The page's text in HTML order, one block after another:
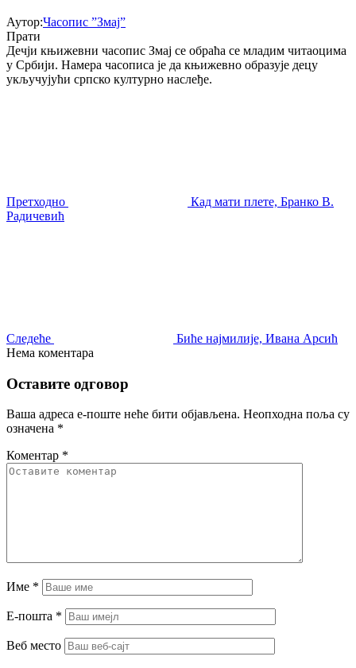
Аутор:Часопис ”Змај”
Прати
Дечји књижевни часопис Змај се обраћа се младим читаоцима
у Србији. Намера часописа је да књижевно образује децу
укључујући српско културно наслеђе.
Претходно
Кад мати плете, Бранко В.
Радичевић
Следеће
Биће најмилије, Ивана Арсић
Нема коментара
Оставите одговор
Ваша адреса е-поште неће бити објављена. Неопходна поља су
означена *
Коментар *
Име *
Е-пошта *
Веб место